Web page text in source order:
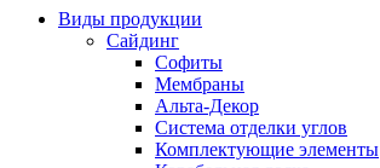
Виды продукции
Сайдинг
Софиты
Мембраны
Альта-Декор
Система отделки углов
Комплектующие элементы